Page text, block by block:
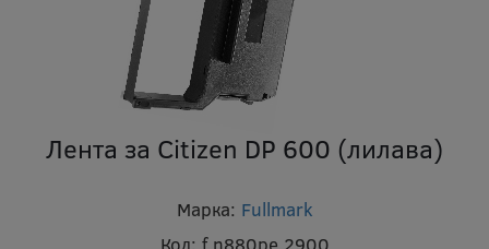
Лента за Citizen DP 600 (лилава)
Марка: Fullmark
Код: f n880pe 2900